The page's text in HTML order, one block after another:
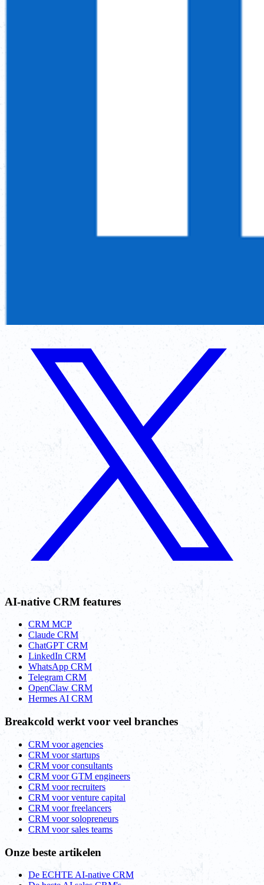
AI-native CRM features
CRM MCP
Claude CRM
ChatGPT CRM
LinkedIn CRM
WhatsApp CRM
Telegram CRM
OpenClaw CRM
Hermes AI CRM
Breakcold werkt voor veel branches
CRM voor agencies
CRM voor startups
CRM voor consultants
CRM voor GTM engineers
CRM voor recruiters
CRM voor venture capital
CRM voor freelancers
CRM voor solopreneurs
CRM voor sales teams
Onze beste artikelen
De ECHTE AI-native CRM